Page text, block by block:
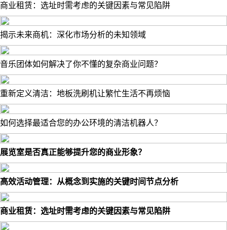
商业租赁：选址时需考虑的关键因素与常见陷阱
揭示未来商机：深化市场分析的未知领域
音乐团体如何解决了你不懂的复杂商业问题？
重新定义清洁：地板洗刷机让繁忙生活不再烦恼
如何选择最适合您的办公环境的清洁机器人？
展览室是否真正能够提升您的商业形象？
高效活动管理：从概念到实施的关键时间节点分析
商业租赁：选址时需考虑的关键因素与常见陷阱